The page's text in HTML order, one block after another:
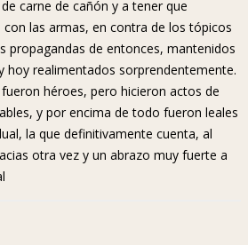
carne de cañón y a tener que
con las armas, en contra de los tópicos
propagandas de entonces, mantenidos
hoy realimentados sorprendentemente.
héroes, pero hicieron actos de
y por encima de todo fueron leales
la que definitivamente cuenta, al
otra vez y un abrazo muy fuerte a